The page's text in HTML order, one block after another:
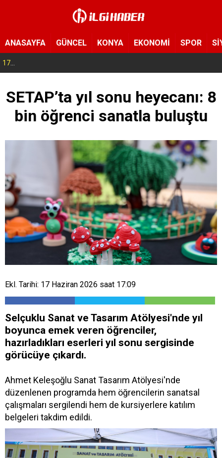
ANASAYFA GÜNCEL KONYA EKONOMİ SPOR
17:14
SETAP’ta yıl sonu heyecanı: 8
bin öğrenci sanatla buluştu
Ekl. Tarihi: 17 Haziran 2026 saat 17:09
Selçuklu Sanat ve Tasarım Atölyesi'nde yıl
boyunca emek veren öğrenciler,
hazırladıkları eserleri yıl sonu sergisinde
görücüye çıkardı.
Ahmet Keleşoğlu Sanat Tasarım Atölyesi'nde
düzenlenen programda hem öğrencilerin sanatsal
çalışmaları sergilendi hem de kursiyerlere katılım
belgeleri takdim edildi.